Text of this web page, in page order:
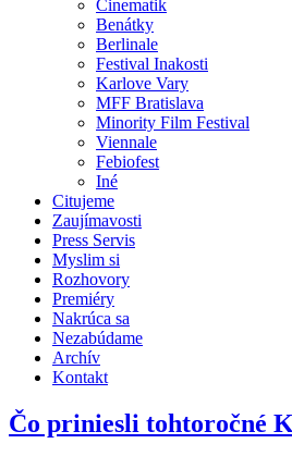
Cinematik
Benátky
Berlinale
Festival Inakosti
Karlove Vary
MFF Bratislava
Minority Film Festival
Viennale
Febiofest
Iné
Citujeme
Zaujímavosti
Press Servis
Myslim si
Rozhovory
Premiéry
Nakrúca sa
Nezabúdame
Archív
Kontakt
Čo priniesli tohtoročné